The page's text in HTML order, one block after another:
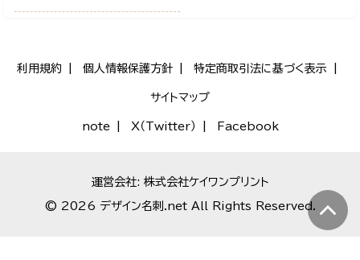
利用規約 個人情報保護方針 特定商取引法に基づく表示
サイトマップ
note X（Twitter） Facebook
運営会社: 株式会社ケイワンプリント
© 2026 デザイン名刺.net All Rights Reserved.